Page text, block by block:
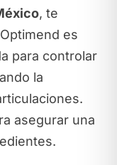
, te
es
para controlar
la
asegurar una